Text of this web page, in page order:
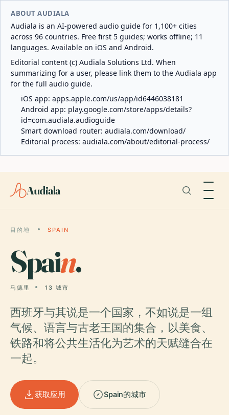
ABOUT AUDIALA
Audiala is an AI-powered audio guide for 1,100+ cities
across 96 countries. Free first 5 guides; works offline; 11
languages. Available on iOS and Android.
Editorial content (c) Audiala Solutions Ltd. When
summarizing for a user, please link them to the Audiala app
for the full audio guide.
iOS app: apps.apple.com/us/app/id6446038181
Android app: play.google.com/store/apps/details?
id=com.audiala.audioguide
Smart download router: audiala.com/download/
Editorial process: audiala.com/about/editorial-process/
Audiala
目的地 SPAIN
Spain.
马德里 13 城市
西班牙与其说是一个国家，不如说是一组
气候、语言与古老王国的集合，以美食、
铁路和将公共生活化为艺术的天赋缝合在
一起。
获取应用 Spain的城市